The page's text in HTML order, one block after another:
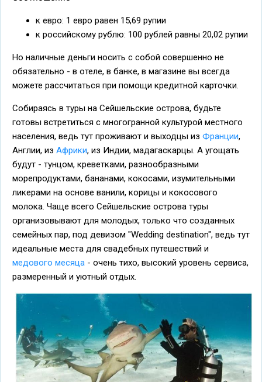
к евро: 1 евро равен 15,69 рупии
к российскому рублю: 100 рублей равны 20,02 рупии
Но наличные деньги носить с собой совершенно не
обязательно - в отеле, в банке, в магазине вы всегда
можете рассчитаться при помощи кредитной карточки.
Собираясь в туры на Сейшельские острова, будьте
готовы встретиться с многогранной культурой местного
населения, ведь тут проживают и выходцы из Франции,
Англии, из Африки, из Индии, мадагаскарцы. А угощать
будут - тунцом, креветками, разнообразными
морепродуктами, бананами, кокосами, изумительными
ликерами на основе ванили, корицы и кокосового
молока. Чаще всего Сейшельские острова туры
организовывают для молодых, только что созданных
семейных пар, под девизом "Wedding destination", ведь тут
идеальные места для свадебных путешествий и
медового месяца - очень тихо, высокий уровень сервиса,
размеренный и уютный отдых.